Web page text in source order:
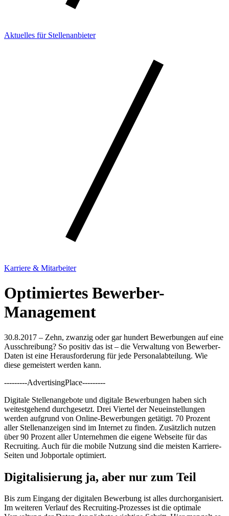
Aktuelles für Stellenanbieter
Karriere & Mitarbeiter
Optimiertes Bewerber-
Management
30.8.2017 – Zehn, zwanzig oder gar hundert Bewerbungen auf eine
Ausschreibung? So positiv das ist – die Verwaltung von Bewerber-
Daten ist eine Herausforderung für jede Personalabteilung. Wie
diese gemeistert werden kann.
---------AdvertisingPlace---------
Digitale Stellenangebote und digitale Bewerbungen haben sich
weitestgehend durchgesetzt. Drei Viertel der Neueinstellungen
werden aufgrund von Online-Bewerbungen getätigt. 70 Prozent
aller Stellenanzeigen sind im Internet zu finden. Zusätzlich nutzen
über 90 Prozent aller Unternehmen die eigene Webseite für das
Recruiting. Auch für die mobile Nutzung sind die meisten Karriere-
Seiten und Jobportale optimiert.
Digitalisierung ja, aber nur zum Teil
Bis zum Eingang der digitalen Bewerbung ist alles durchorganisiert.
Im weiteren Verlauf des Recruiting-Prozesses ist die optimale